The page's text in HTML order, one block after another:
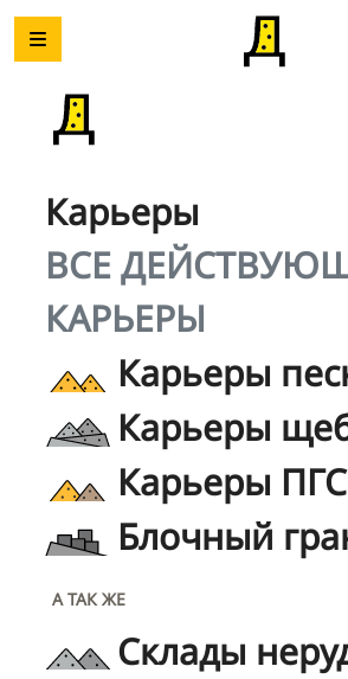
Карьеры
ВСЕ
КАРЬЕРЫ
Карьеры
Карьеры
Карьеры ПГС
Блочный
А ТАК ЖЕ
Склады